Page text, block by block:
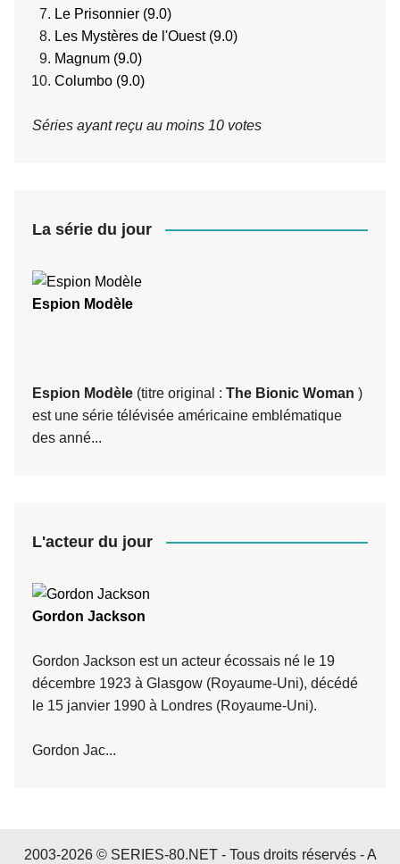
Le Prisonnier (9.0)
Les Mystères de l'Ouest (9.0)
Magnum (9.0)
Columbo (9.0)
Séries ayant reçu au moins 10 votes
La série du jour
Espion Modèle
Espion Modèle (titre original : The Bionic Woman )
est une série télévisée américaine emblématique
des anné...
L'acteur du jour
Gordon Jackson
Gordon Jackson est un acteur écossais né le 19
décembre 1923 à Glasgow (Royaume-Uni), décédé
le 15 janvier 1990 à Londres (Royaume-Uni).
Gordon Jac...
2003-2026 © SERIES-80.NET - Tous droits réservés -A